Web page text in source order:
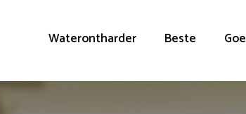
Waterontharder Beste